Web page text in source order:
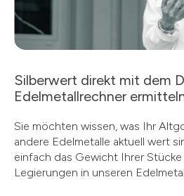
Silberwert direkt mit dem
Edelmetallrechner
Sie möchten wissen, was Ihr
andere Edelmetalle aktuell wert
einfach das Gewicht Ihrer
Legierungen in unseren